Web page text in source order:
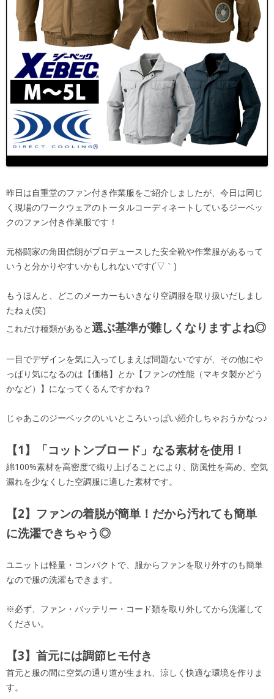
昨日は自重堂のファン付き作業服をご紹介しましたが、今日は同じ
く現場のワークウェアのトータルコーディネートしているジーベッ
クのファン付き作業服です！
元格闘家の角田信朗がプロデュースした安全靴や作業服があるって
いうと分かりやすいかもしれないです(´▽｀)
もうほんと、どこのメーカーもいきなり空調服を取り扱いだしまし
たねぇ(笑)
これだけ種類があると選ぶ基準が難しくなりますよね◎
一目でデザインを気に入ってしまえば問題ないですが、その他にや
っぱり気になるのは【価格】とか【ファンの性能（マキタ製かどう
かなど）】になってくるんですかね？
じゃあこのジーベックのいいところいっぱい紹介しちゃおうかなっ♪
【1】「コットンブロード」なる素材を使用！
綿100%素材を高密度で織り上げることにより、防風性を高め、空気
漏れを少なくした空調服に適した素材です。
【2】ファンの着脱が簡単！だから汚れても簡単
に洗濯できちゃう◎
ユニットは軽量・コンパクトで、服からファンを取り外すのも簡単
なので服の洗濯もできます。
※必ず、ファン・バッテリー・コード類を取り外してから洗濯して
ください。
【3】首元には調節ヒモ付き
首元と服の間に空気の通り道が生まれ、涼しく快適な環境を作りま
す。